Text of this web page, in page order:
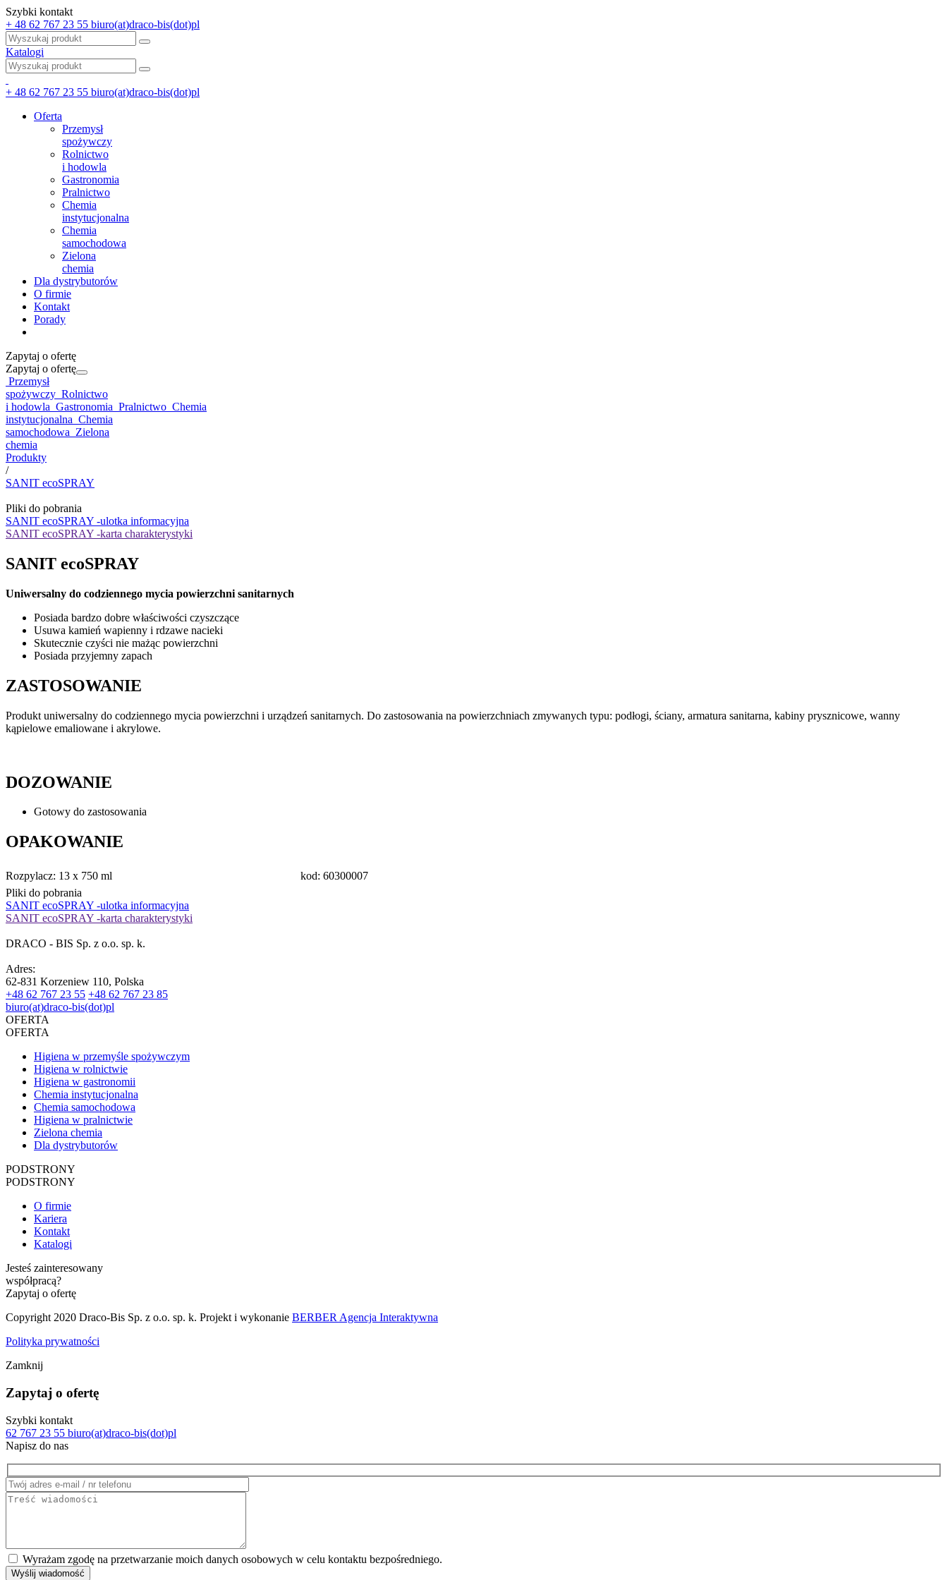
Szybki kontakt
+ 48 62 767 23 55 biuro(at)draco-bis(dot)pl
Katalogi
+ 48 62 767 23 55 biuro(at)draco-bis(dot)pl
Oferta
Przemysł
spożywczy
Rolnictwo
i hodowla
Gastronomia
Pralnictwo
Chemia
instytucjonalna
Chemia
samochodowa
Zielona
chemia
Dla dystrybutorów
O firmie
Kontakt
Porady
Zapytaj o ofertę
Zapytaj o ofertę
Przemysł
spożywczy Rolnictwo
i hodowla Gastronomia Pralnictwo Chemia
instytucjonalna Chemia
samochodowa Zielona
chemia
Produkty
/
SANIT ecoSPRAY
Pliki do pobrania
SANIT ecoSPRAY -ulotka informacyjna
SANIT ecoSPRAY -karta charakterystyki
SANIT ecoSPRAY
Uniwersalny do codziennego mycia powierzchni sanitarnych
Posiada bardzo dobre właściwości czyszczące
Usuwa kamień wapienny i rdzawe nacieki
Skutecznie czyści nie mażąc powierzchni
Posiada przyjemny zapach
ZASTOSOWANIE
Produkt uniwersalny do codziennego mycia powierzchni i urządzeń sanitarnych. Do zastosowania na powierzchniach zmywanych typu: podłogi, ściany, armatura sanitarna, kabiny prysznicowe, wanny
kąpielowe emaliowane i akrylowe.
DOZOWANIE
Gotowy do zastosowania
OPAKOWANIE
Rozpylacz: 13 x 750 ml
kod: 60300007
Pliki do pobrania
SANIT ecoSPRAY -ulotka informacyjna
SANIT ecoSPRAY -karta charakterystyki
DRACO - BIS Sp. z o.o. sp. k.
Adres:
62-831 Korzeniew 110, Polska
+48 62 767 23 55 +48 62 767 23 85
biuro(at)draco-bis(dot)pl
OFERTA
OFERTA
Higiena w przemyśle spożywczym
Higiena w rolnictwie
Higiena w gastronomii
Chemia instytucjonalna
Chemia samochodowa
Higiena w pralnictwie
Zielona chemia
Dla dystrybutorów
PODSTRONY
PODSTRONY
O firmie
Kariera
Kontakt
Katalogi
Jesteś zainteresowany
współpracą?
Zapytaj o ofertę
Copyright 2020 Draco-Bis Sp. z o.o. sp. k. Projekt i wykonanie BERBER Agencja Interaktywna
Polityka prywatności
Zamknij
Zapytaj o ofertę
Szybki kontakt
62 767 23 55 biuro(at)draco-bis(dot)pl
Napisz do nas
Wyrażam zgodę na przetwarzanie moich danych osobowych w celu kontaktu bezpośredniego.